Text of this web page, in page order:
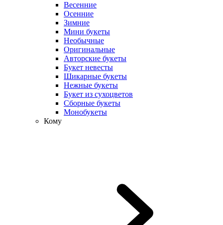
Весенние
Осенние
Зимние
Мини букеты
Необычные
Оригинальные
Авторские букеты
Букет невесты
Шикарные букеты
Нежные букеты
Букет из сухоцветов
Сборные букеты
Монобукеты
Кому